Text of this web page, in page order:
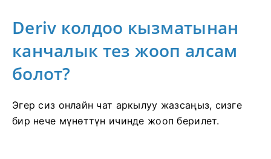
Deriv колдоо кызматынан
канчалык тез жооп алсам
болот?
Эгер сиз онлайн чат аркылуу жазсаңыз, сизге
бир нече мүнөттүн ичинде жооп берилет.